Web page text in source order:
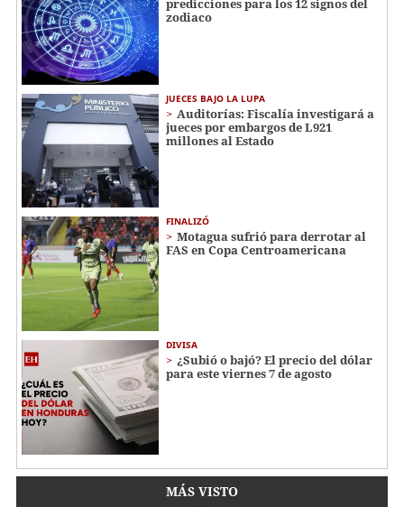
predicciones para los 12 signos del
zodiaco
JUECES BAJO LA LUPA
Auditorías: Fiscalía investigará a
jueces por embargos de L921
millones al Estado
FINALIZÓ
Motagua sufrió para derrotar al
FAS en Copa Centroamericana
DIVISA
¿Subió o bajó? El precio del dólar
para este viernes 7 de agosto
MÁS VISTO